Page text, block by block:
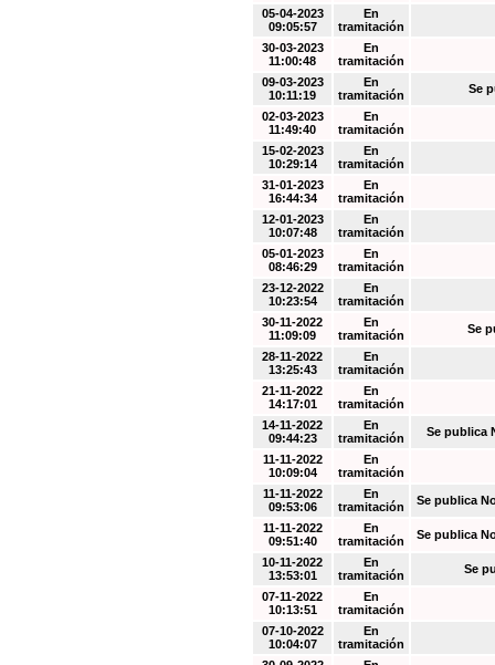
05-04-2023
09:05:57
En
tramitación
30-03-2023
11:00:48
En
tramitación
09-03-2023
10:11:19
En
tramitación
Se
02-03-2023
11:49:40
En
tramitación
15-02-2023
10:29:14
En
tramitación
31-01-2023
16:44:34
En
tramitación
12-01-2023
10:07:48
En
tramitación
05-01-2023
08:46:29
En
tramitación
23-12-2022
10:23:54
En
tramitación
30-11-2022
11:09:09
En
tramitación
Se
28-11-2022
13:25:43
En
tramitación
21-11-2022
14:17:01
En
tramitación
14-11-2022
09:44:23
En
tramitación
Se publica
11-11-2022
10:09:04
En
tramitación
11-11-2022
09:53:06
En
tramitación
Se publica
11-11-2022
09:51:40
En
tramitación
Se publica
10-11-2022
13:53:01
En
tramitación
Se
07-11-2022
10:13:51
En
tramitación
07-10-2022
10:04:07
En
tramitación